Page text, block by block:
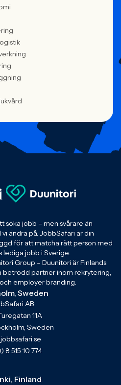
söka jobb – men svårare än
ändra på. JobbSafari är din
för att matcha rätt person med
jobb i Sverige.
Group – Duunitori är Finlands
betrodd partner inom rekrytering,
employer branding.
Sweden
AB
11A
Sweden
8 515 10 774
Finland